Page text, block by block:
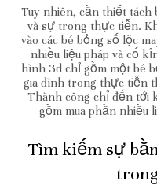
Tuy nhiên, cần thiết tách
và sự trong thực tiễn.
vào các bé bỏng số lộc
nhiều liệu pháp và cố
hình 3d chỉ gồm một bé
gia đình trong thực tiễn
Thành công chỉ đến tới
gồm mua phần nhiều
Tìm kiếm sự